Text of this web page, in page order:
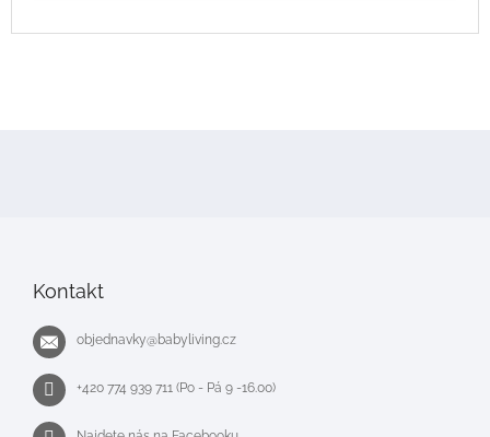
Kontakt
objednavky@babyliving.cz
+420 774 939 711 (Po - Pá 9 -16.00)